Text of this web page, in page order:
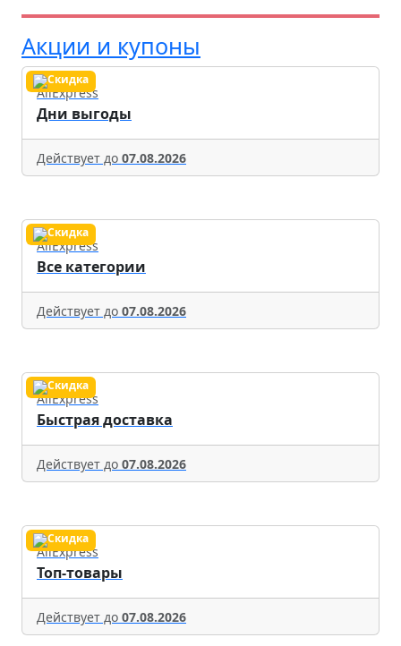
Акции и купоны
AliExpress
Дни выгоды
Действует до 07.08.2026
AliExpress
Все категории
Действует до 07.08.2026
AliExpress
Быстрая доставка
Действует до 07.08.2026
AliExpress
Топ-товары
Действует до 07.08.2026